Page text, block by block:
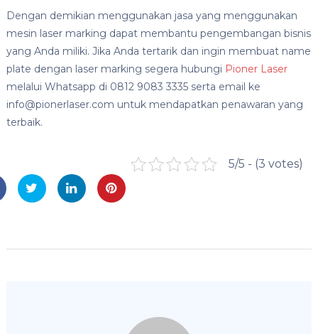
Dengan demikian menggunakan jasa yang menggunakan
mesin laser marking dapat membantu pengembangan bisnis
yang Anda miliki. Jika Anda tertarik dan ingin membuat name
plate dengan laser marking segera hubungi Pioner Laser
melalui Whatsapp di 0812 9083 3335 serta email ke
info@pionerlaser.com untuk mendapatkan penawaran yang
terbaik.
5/5 - (3 votes)